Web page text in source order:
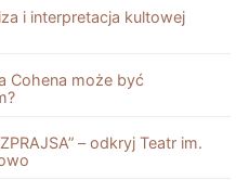
i interpretacja kultowej
Cohena może być
– odkryj Teatr im.